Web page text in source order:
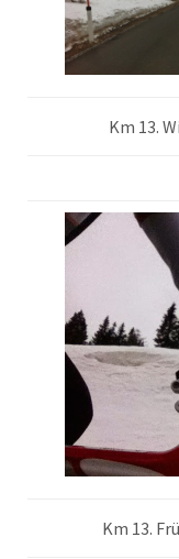
Km 13.
Km 13.